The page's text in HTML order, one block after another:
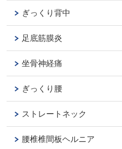
ぎっくり背中
足底筋膜炎
坐骨神経痛
ぎっくり腰
ストレートネック
腰椎椎間板ヘルニア